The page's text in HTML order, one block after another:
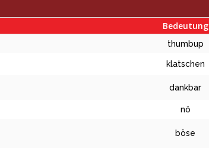
Bedeutung
thumbup
klatschen
dankbar
nö
böse